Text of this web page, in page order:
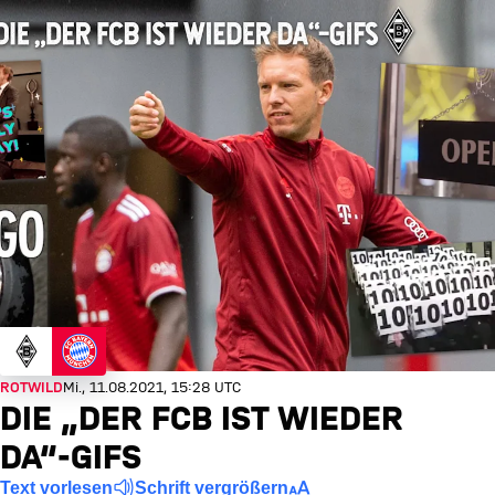
ROTWILDMi., 11.08.2021, 15:28 UTC
DIE „DER FCB IST WIEDER
DA“-GIFS
Text vorlesen Schrift vergrößern